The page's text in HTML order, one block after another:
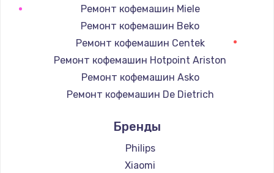
Ремонт кофемашин Miele
Ремонт кофемашин Beko
Ремонт кофемашин Centek
Ремонт кофемашин Hotpoint Ariston
Ремонт кофемашин Asko
Ремонт кофемашин De Dietrich
Ремонт кофемашин Ascaso
Ремонт кофемашин Jura
Ремонт кофемашин Olympia
Бренды
Philips
Xiaomi